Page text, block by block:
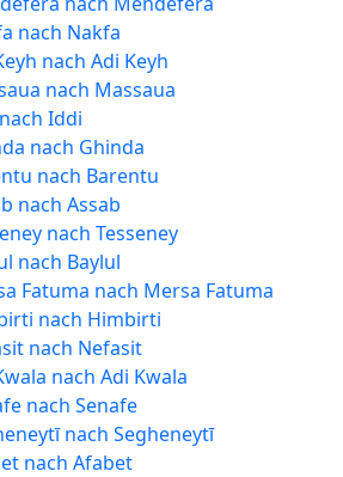
nach Nakfa
nach Adi Keyh
nach Massaua
Iddi
nach Ghinda
nach Barentu
nach Assab
nach Tesseney
nach Baylul
Fatuma nach Mersa Fatuma
nach Himbirti
nach Nefasit
nach Adi Kwala
nach Senafe
nach Segheneytī
nach Afabet